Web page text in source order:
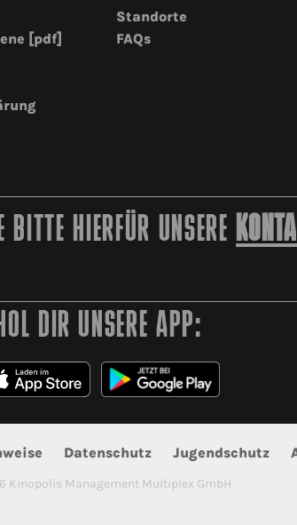
[pdf]
Standorte
FAQs
HIERFÜR UNSERE
DIR UNSERE APP:
Datenschutz Jugendschutz
Kinopolis Management Multiplex GmbH